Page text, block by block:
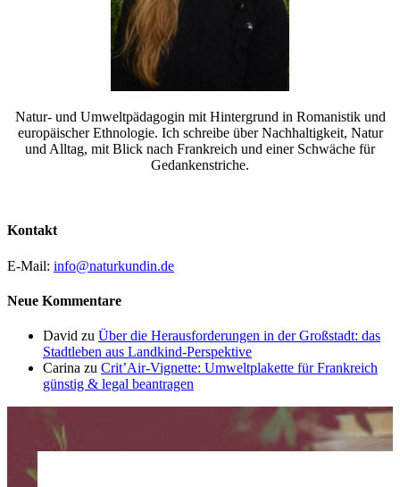
Natur- und Umweltpädagogin mit Hintergrund in Romanistik und
europäischer Ethnologie. Ich schreibe über Nachhaltigkeit, Natur
und Alltag, mit Blick nach Frankreich und einer Schwäche für
Gedankenstriche.
Kontakt
E-Mail: info@naturkundin.de
Neue Kommentare
David zu Über die Herausforderungen in der Großstadt: das
Stadtleben aus Landkind-Perspektive
Carina zu Crit’Air-Vignette: Umweltplakette für Frankreich
günstig & legal beantragen